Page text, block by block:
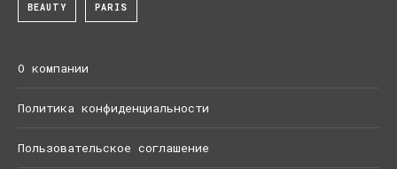
BEAUTY PARIS
О компании
Политика конфиденциальности
Пользовательское соглашение